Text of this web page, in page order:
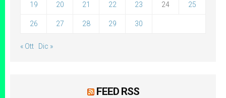
19 20 21 22 23 24 25
26 27 28 29 30
« Ott Dic »
FEED RSS